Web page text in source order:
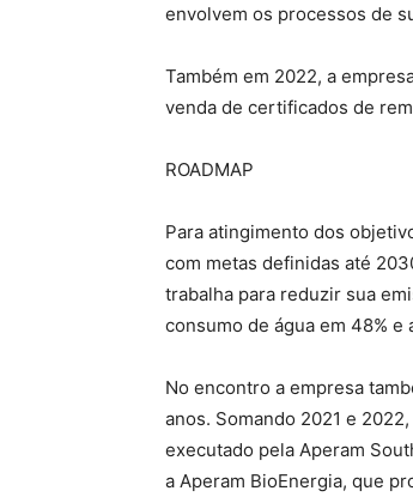
envolvem os processos de
Também em 2022, a
venda de certificados de
ROADMAP
Para atingimento dos
com metas definidas até
trabalha para reduzir sua
consumo de água em 48%
No encontro a empresa
anos. Somando 2021 e
executado pela Aperam
a Aperam BioEnergia, que